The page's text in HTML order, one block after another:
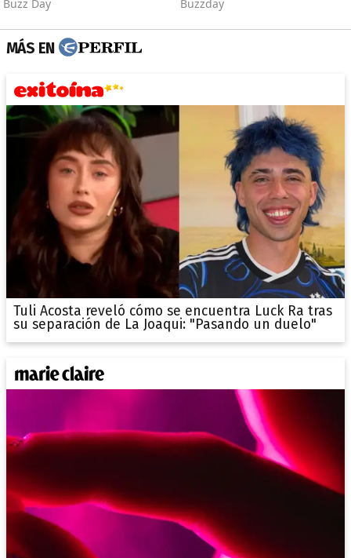
MÁS EN
Tuli Acosta reveló cómo se encuentra Luck Ra tras
su separación de La Joaqui: "Pasando un duelo"